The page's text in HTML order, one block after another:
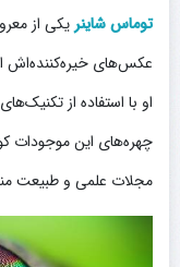
توماس شاینر یکی از
عکس‌های خیره‌کننده‌اش
او با استفاده از
چهره‌های این موجودات
مجلات علمی و طبیعت